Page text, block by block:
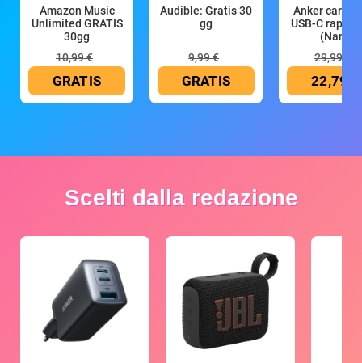
Amazon Music
Unlimited GRATIS
30gg
10,99 €
GRATIS
Audible: Gratis 30
gg
9,99 €
GRATIS
Anker
USB-C rapido
(Nano
29,99 €
22,79 €
Scelti dalla redazione